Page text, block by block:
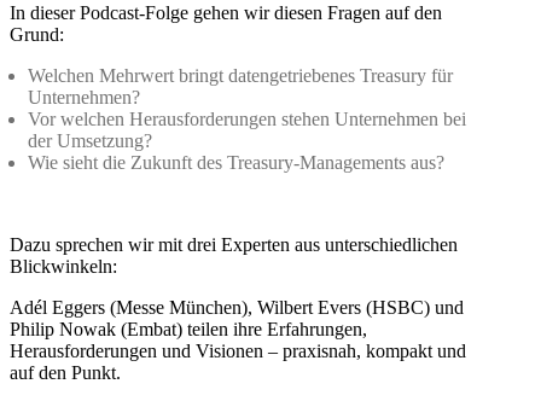
In dieser Podcast-Folge gehen wir diesen Fragen auf den
Grund:
Welchen Mehrwert bringt datengetriebenes Treasury für
Unternehmen?
Vor welchen Herausforderungen stehen Unternehmen bei
der Umsetzung?
Wie sieht die Zukunft des Treasury-Managements aus?
Dazu sprechen wir mit drei Experten aus unterschiedlichen
Blickwinkeln:
Adél Eggers (Messe München), Wilbert Evers (HSBC) und
Philip Nowak (Embat) teilen ihre Erfahrungen,
Herausforderungen und Visionen – praxisnah, kompakt und
auf den Punkt.